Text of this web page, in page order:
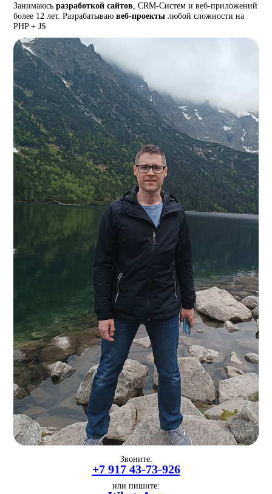
Занимаюсьразработкой сайтов , CRM-Систем и веб-приложений
более 12 лет. Разрабатываювеб-проекты любой сложности на
PHP + JS
Звоните:
+7 917 43-73-926
или пишите: